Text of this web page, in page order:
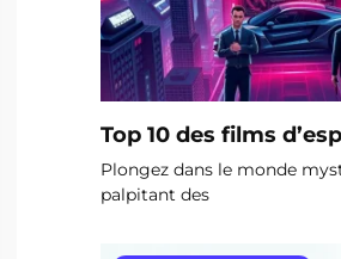
Top 10 des films
Plongez dans le monde
palpitant des